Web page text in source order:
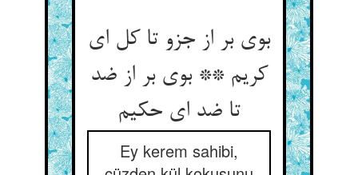
بوی بر از جزو تا کل ای
کریم ** بوی بر از ضد
تا ضد ای حکیم
Ey kerem sahibi,